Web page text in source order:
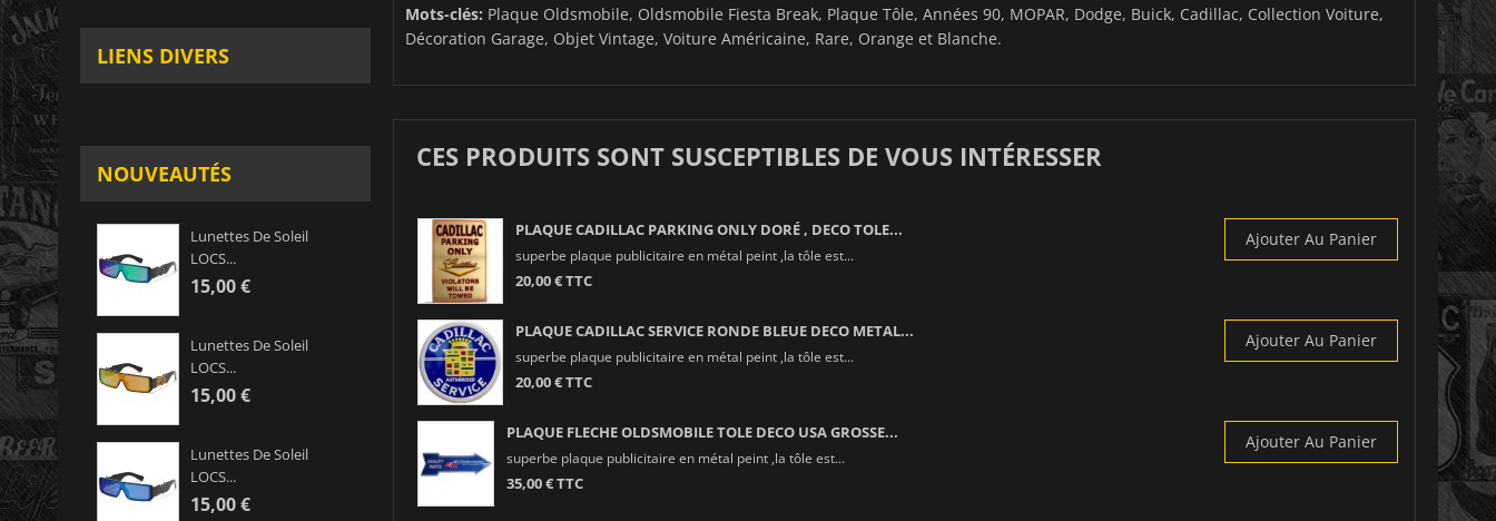
LIENS DIVERS
NOUVEAUTÉS
Lunettes De Soleil
LOCS...
15,00 €
Lunettes De Soleil
LOCS...
15,00 €
Lunettes De Soleil
LOCS...
15,00 €
Mots-clés: Plaque Oldsmobile, Oldsmobile Fiesta Break, Plaque Tôle, Années 90, MOPAR, Dodge, Buick, Cadillac, Collection Voiture,
Décoration Garage, Objet Vintage, Voiture Américaine, Rare, Orange et Blanche.
CES PRODUITS SONT SUSCEPTIBLES DE VOUS INTÉRESSER
PLAQUE CADILLAC PARKING ONLY DORÉ , DECO TOLE...
superbe plaque publicitaire en métal peint ,la tôle est...
20,00 € TTC
Ajouter Au Panier
PLAQUE CADILLAC SERVICE RONDE BLEUE DECO METAL...
superbe plaque publicitaire en métal peint ,la tôle est...
20,00 € TTC
Ajouter Au Panier
PLAQUE FLECHE OLDSMOBILE TOLE DECO USA GROSSE...
superbe plaque publicitaire en métal peint ,la tôle est...
35,00 € TTC
Ajouter Au Panier